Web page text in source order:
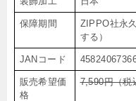
保障期間
ZIPPO社永
する）
JANコード
販売希望価
格
7,590円（税